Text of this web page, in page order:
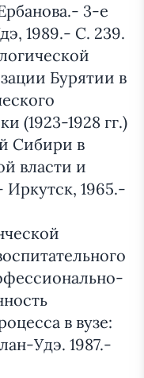
3-е
1989.- С. 239.
Бурятии в
(1923-1928 гг.)
Сибири в
власти и
1965.-
в вузе:
Удэ. 1987.-